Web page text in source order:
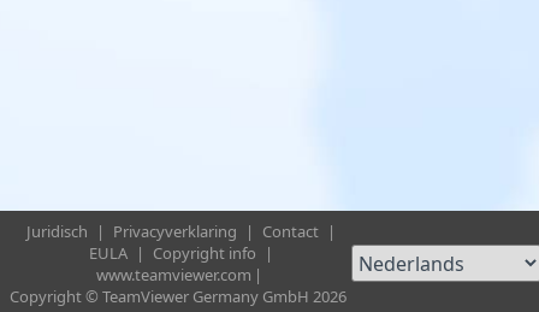
Juridisch | Privacyverklaring | Contact |
EULA | Copyright info
|
www.teamviewer.com |
Copyright © TeamViewer Germany GmbH 2026